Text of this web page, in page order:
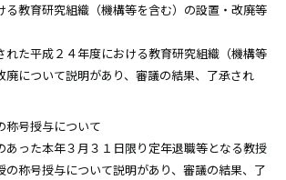
る教育研究組織（機構等を含む）の設置・改廃等
れた平成２４年度における教育研究組織（機構等
廃について説明があり、審議の結果、了承され
称号授与について
あった本年３月３１日限り定年退職等となる教授
の称号授与について説明があり、審議の結果、了